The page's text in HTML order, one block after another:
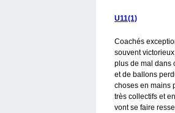
U11(1)
Coachés
souvent
plus de mal dans
et de ballons
choses en mains
très collectifs et
vont se faire